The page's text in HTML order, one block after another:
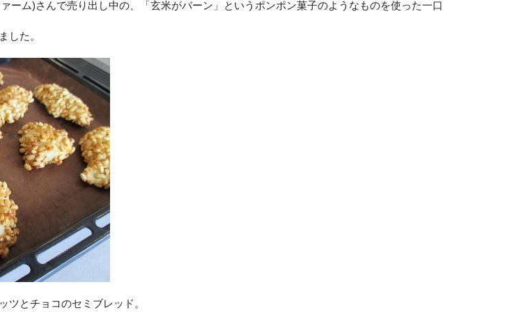
ーム)さんで売り出し中の、「玄米がバーン」というポンポン菓子のようなものを使った一口
した。
ツとチョコのセミブレッド。